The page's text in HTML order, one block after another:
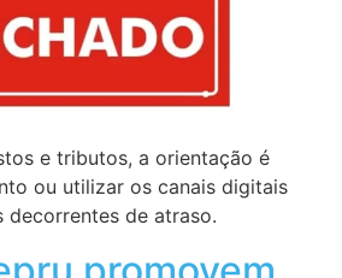
e tributos, a orientação é
ou utilizar os canais digitais
decorrentes de atraso.